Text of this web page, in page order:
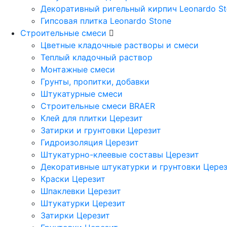
Декоративный ригельный кирпич Leonardo
Гипсовая плитка Leonardo Stone
Строительные смеси
Цветные кладочные растворы и смеси
Теплый кладочный раствор
Монтажные смеси
Грунты, пропитки, добавки
Штукатурные смеси
Строительные смеси BRAER
Клей для плитки Церезит
Затирки и грунтовки Церезит
Гидроизоляция Церезит
Штукатурно-клеевые составы Церезит
Декоративные штукатурки и грунтовки
Краски Церезит
Шпаклевки Церезит
Штукатурки Церезит
Затирки Церезит